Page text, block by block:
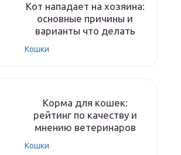
Кот нападает на хозяина:
основные причины и
варианты что делать
Кошки
Корма для кошек:
рейтинг по качеству и
мнению ветеринаров
Кошки